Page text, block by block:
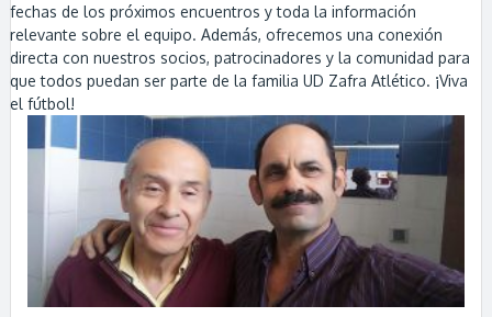
fechas de los próximos encuentros y toda la información
relevante sobre el equipo. Además, ofrecemos una conexión
directa con nuestros socios, patrocinadores y la comunidad para
que todos puedan ser parte de la familia UD Zafra Atlético. ¡Viva
el fútbol!